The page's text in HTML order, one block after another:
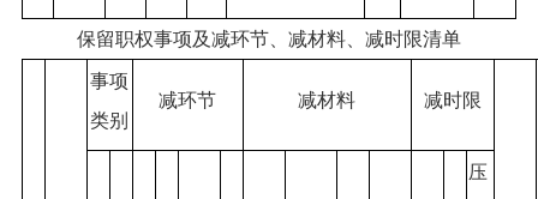
保留职权事项及减环节、减材料、减时限清单
事项
类别
减环节 减材料 减时限
压